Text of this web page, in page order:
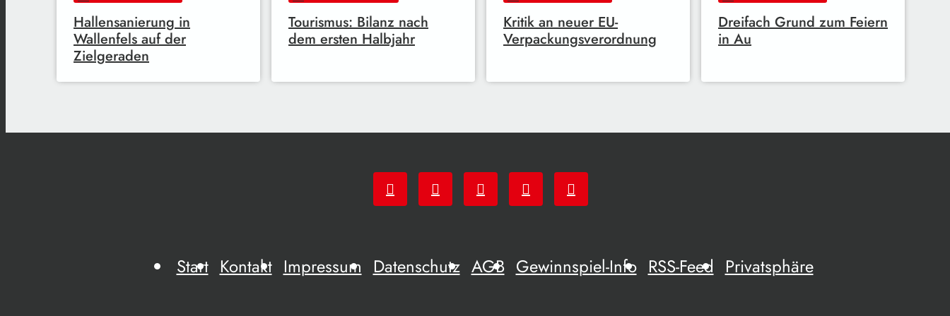
Hallensanierung in
Wallenfels auf der
Zielgeraden
Tourismus: Bilanz nach
dem ersten Halbjahr
Kritik an neuer EU-
Verpackungsverordnung
Dreifach Grund zum Feiern
in Au
Start Kontakt Impressum Datenschutz AGB Gewinnspiel-Info RSS-Feed Privatsphäre